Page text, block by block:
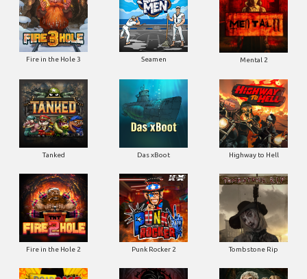
Fire in the Hole 3 Seamen Mental 2
Tanked Das xBoot Highway to Hell
Fire in the Hole 2 Punk Rocker 2 Tombstone Rip